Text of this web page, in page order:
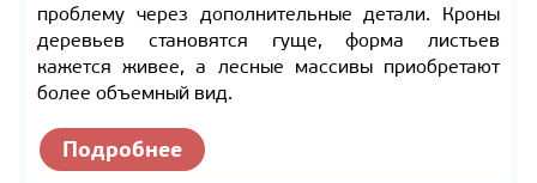
проблему через дополнительные детали. Кроны
деревьев становятся гуще, форма листьев
кажется живее, а лесные массивы приобретают
более объемный вид.
Подробнее